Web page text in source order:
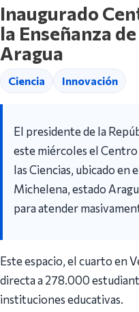
Inaugurado
la Enseñanza
Aragua
Ciencia Innovación
El presidente de la
este miércoles el Centro
las Ciencias, ubicado
Michelena, estado
para atender
Este espacio, el cuarto en
directa a 278.000
instituciones educativas.